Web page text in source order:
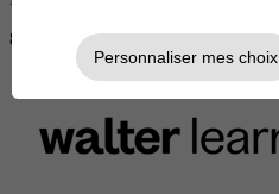
899 €
Personnaliser mes choix